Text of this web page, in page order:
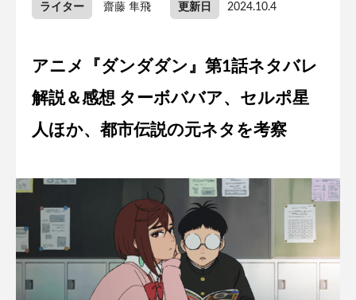
ライター 齋藤 隼飛 更新日 2024.10.4
アニメ『ダンダダン』第1話ネタバレ
解説＆感想 ターボババア、セルポ星
人ほか、都市伝説の元ネタを考察